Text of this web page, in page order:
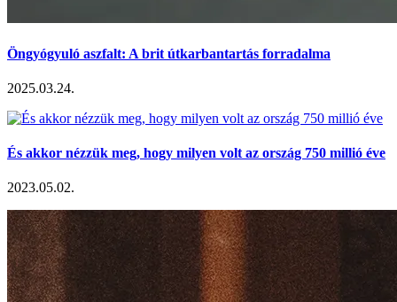
Öngyógyuló aszfalt: A brit útkarbantartás forradalma
2025.03.24.
És akkor nézzük meg, hogy milyen volt az ország 750 millió éve
2023.05.02.